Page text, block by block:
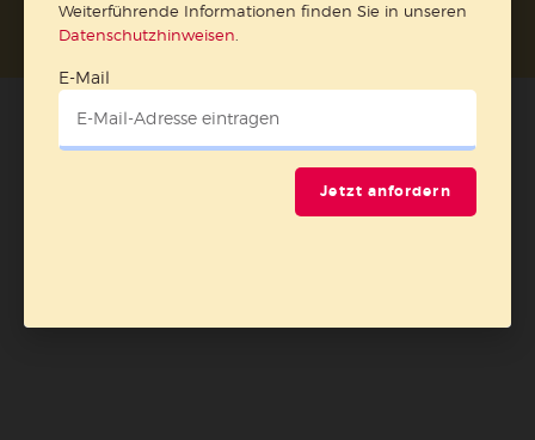
Weiterführende Informationen finden Sie in unseren
Datenschutzhinweisen
E-Mail
Jetzt anfordern